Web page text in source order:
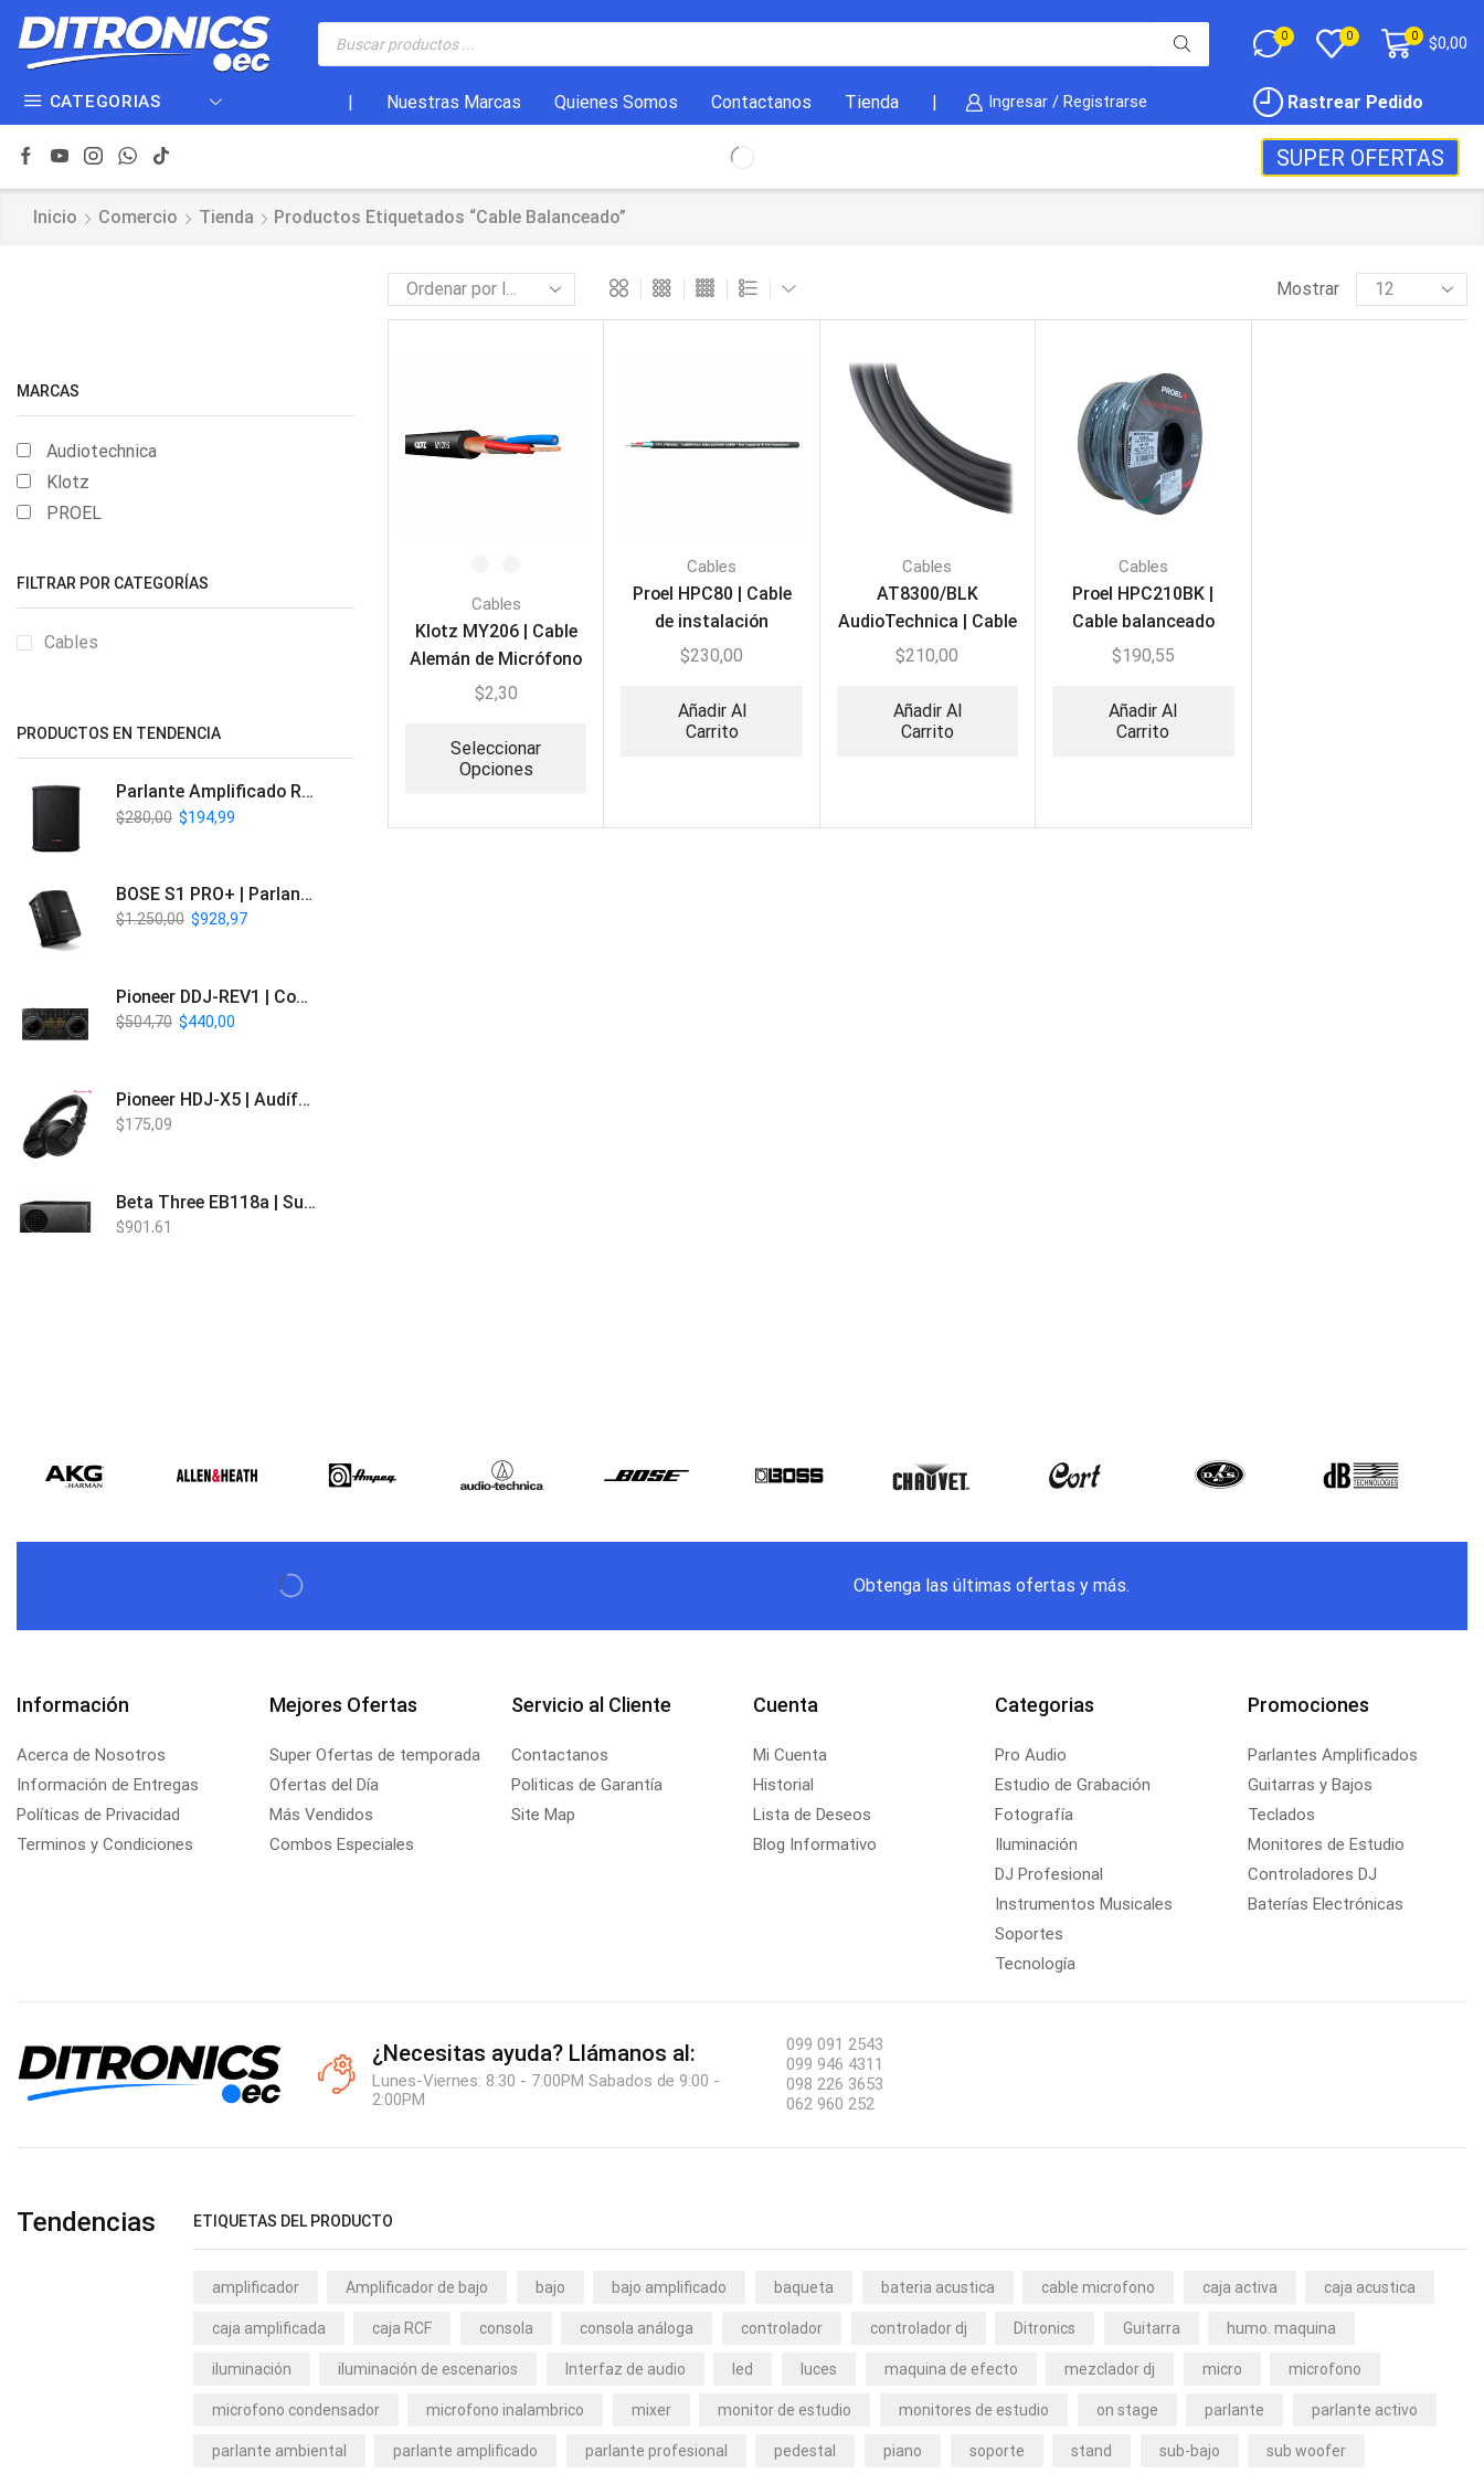
0 0 0 $0,00
CATEGORIAS Nuestras Marcas Quienes Somos Contactanos Tienda Ingresar / Registrarse Rastrear Pedido
SUPER OFERTAS
Inicio Comercio Tienda Productos Etiquetados “cable Balanceado”
Mostrar
Cables
Klotz MY206 | Cable
Alemán de Micrófono
$2,30
Seleccionar
Opciones
Cables
Proel HPC80 | Cable
de instalación
balanceado
$230,00
Añadir Al
Carrito
Cables
AT8300/BLK
AudioTechnica | Cable
de Micrófono 100M
$210,00
Añadir Al
Carrito
Cables
Proel HPC210BK |
Cable balanceado
para micrófono 100M
$190,55
Añadir Al
Carrito
MARCAS
Audiotechnica
Klotz
PROEL
FILTRAR POR CATEGORÍAS
Cables
PRODUCTOS EN TENDENCIA
Parlante Amplificado Recargable BT | Italy Audio ITL-PRO11
$280,00 $194,99
BOSE S1 PRO+ | Parlante Profesional PA Inalámbrico
$1.250,00 $928,97
Pioneer DDJ-REV1 | Controlador DJ de 2 canales estilo Scratch
$504,70 $440,00
Pioneer HDJ-X5 | Audífonos para DJ
$175,09
Beta Three EB118a | Sub Bajo Activo
$901,61
Obtenga las últimas ofertas y más.
Información
Acerca de Nosotros
Información de Entregas
Políticas de Privacidad
Terminos y Condiciones
Mejores Ofertas
Super Ofertas de temporada
Ofertas del Día
Más Vendidos
Combos Especiales
Servicio al Cliente
Contactanos
Politicas de Garantía
Site Map
Cuenta
Mi Cuenta
Historial
Lista de Deseos
Blog Informativo
Categorias
Pro Audio
Estudio de Grabación
Fotografía
Iluminación
DJ Profesional
Instrumentos Musicales
Soportes
Tecnología
Promociones
Parlantes Amplificados
Guitarras y Bajos
Teclados
Monitores de Estudio
Controladores DJ
Baterías Electrónicas
¿Necesitas ayuda? Llámanos al:
Lunes-Viernes: 8:30 - 7:00PM Sabados de 9:00 -
2:00PM
099 091 2543
099 946 4311
098 226 3653
062 960 252
Tendencias ETIQUETAS DEL PRODUCTO
amplificador Amplificador de bajo bajo bajo amplificado baqueta bateria acustica cable microfono caja activa caja acustica
caja amplificada caja RCF consola consola análoga controlador controlador dj Ditronics Guitarra humo. maquina
iluminación iluminación de escenarios Interfaz de audio led luces maquina de efecto mezclador dj micro microfono
microfono condensador microfono inalambrico mixer monitor de estudio monitores de estudio on stage parlante parlante activo
parlante ambiental parlante amplificado parlante profesional pedestal piano soporte stand sub-bajo sub woofer